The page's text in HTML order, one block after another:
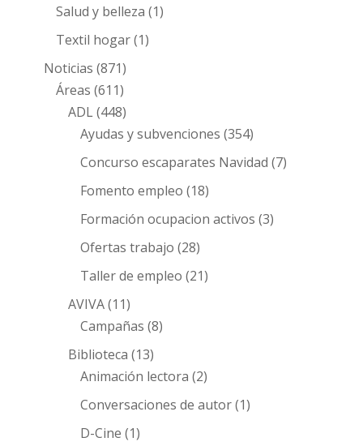
Salud y belleza (1)
Textil hogar(1)
Noticias (871)
Áreas (611)
ADL(448)
Ayudas y subvenciones (354)
Concurso escaparates Navidad (7)
Fomento empleo (18)
Formación ocupacion activos (3)
Ofertas trabajo (28)
Taller de empleo (21)
AVIVA(11)
Campañas (8)
Biblioteca (13)
Animación lectora (2)
Conversaciones de autor(1)
D-Cine (1)